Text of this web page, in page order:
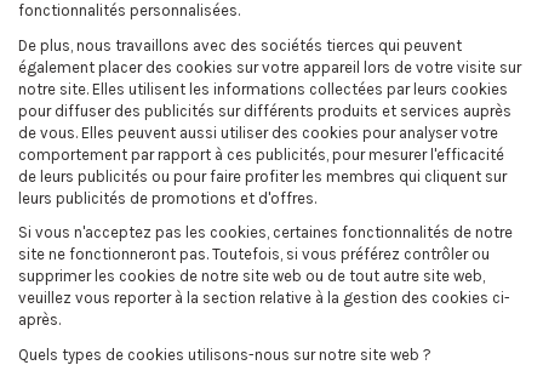
fonctionnalités personnalisées.
De plus, nous travaillons avec des sociétés tierces qui peuvent
également placer des cookies sur votre appareil lors de votre visite sur
notre site. Elles utilisent les informations collectées par leurs cookies
pour diffuser des publicités sur différents produits et services auprès
de vous. Elles peuvent aussi utiliser des cookies pour analyser votre
comportement par rapport à ces publicités, pour mesurer l'efficacité
de leurs publicités ou pour faire profiter les membres qui cliquent sur
leurs publicités de promotions et d'offres.
Si vous n'acceptez pas les cookies, certaines fonctionnalités de notre
site ne fonctionneront pas. Toutefois, si vous préférez contrôler ou
supprimer les cookies de notre site web ou de tout autre site web,
veuillez vous reporter à la section relative à la gestion des cookies ci-
après.
Quels types de cookies utilisons-nous sur notre site web ?